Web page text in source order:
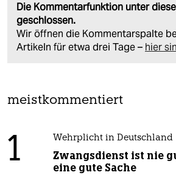
Die Kommentarfunktion unter
geschlossen.
Wir öffnen die Kommentarspalte
Artikeln für etwa drei Tage – hier
meistkommentiert
1 Wehrplicht in Deutschland
Zwangsdienst ist nie
eine gute Sache